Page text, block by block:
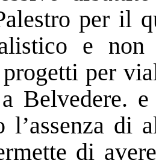
per il
e
per
Belvedere.
l’assenza di
di